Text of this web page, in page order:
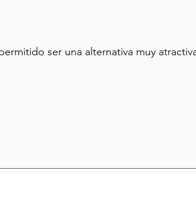
ser una alternativa muy